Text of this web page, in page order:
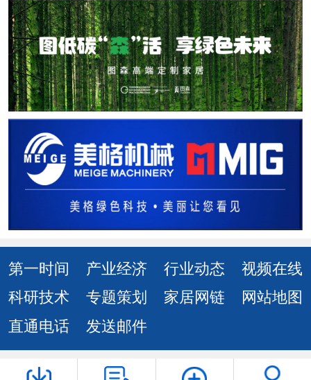
第一时间 产业经济 行业动态
视频在线
科研技术
专题策划 家居网链
网站地图
直通电话
发送邮件